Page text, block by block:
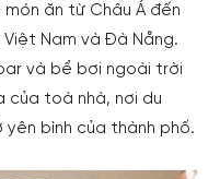
ăn từ Châu Á đến
Nam và Đà Nẵng.
và bể bơi ngoài trời
toà nhà, nơi du
bình của thành phố.